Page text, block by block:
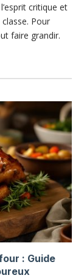
critique et
Pour
faire grandir.
: Guide